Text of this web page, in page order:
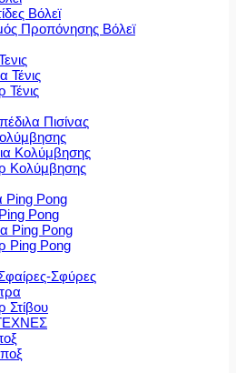
Βόλεϊ
Προπόνησης Βόλεϊ
Τένις
Τένις
Πισίνας
Κολύμβησης
Κολύμβησης
Ping Pong
Pong
Ping Pong
Ping Pong
Σφύρες
Στίβου